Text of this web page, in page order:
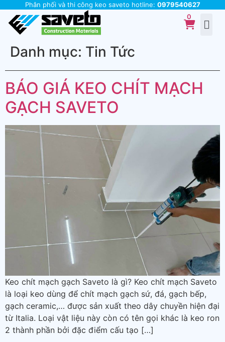
Phân phối và thi công keo saveto hotline: 0979540627
Danh mục: Tin Tức
BÁO GIÁ KEO CHÍT MẠCH
GẠCH SAVETO
Keo chít mạch gạch Saveto là gì? Keo chít mạch Saveto
là loại keo dùng để chít mạch gạch sứ, đá, gạch bếp,
gạch ceramic,… được sản xuất theo dây chuyền hiện đại
từ Italia. Loại vật liệu này còn có tên gọi khác là keo ron
2 thành phần bởi đặc điểm cấu tạo […]